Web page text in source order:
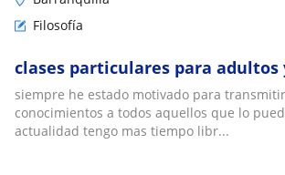
Filosofía
clases particulares para adultos
siempre he estado motivado para
conocimientos a todos aquellos que lo
actualidad tengo mas tiempo libr...